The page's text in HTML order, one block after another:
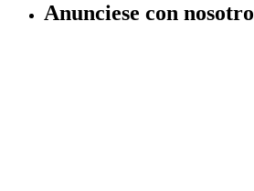
Anunciese con